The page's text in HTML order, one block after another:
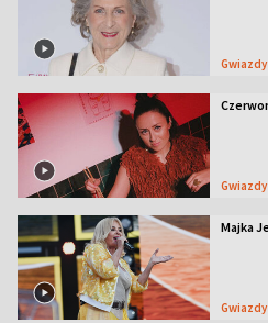
Gwiazdy
Gwiazdy
Majka
Gwiazdy